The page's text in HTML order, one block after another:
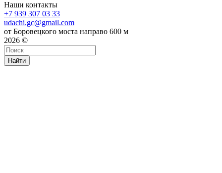
Наши контакты
+7 939 307 03 33
udachi.gc@gmail.com
от Боровецкого моста направо 600 м
2026 ©
Найти